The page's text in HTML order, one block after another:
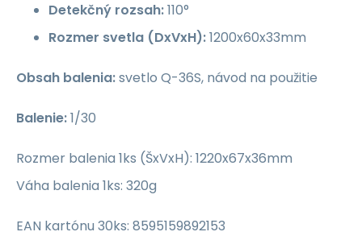
Detekčný rozsah:110°
Rozmer svetla (DxVxH):1200x60x33mm
Obsah balenia:svetlo Q-36S, návod na použitie
Balenie:1/30
Rozmer balenia 1ks (ŠxVxH): 1220x67x36mm
Váha balenia 1ks: 320g
EAN kartónu 30ks: 8595159892153